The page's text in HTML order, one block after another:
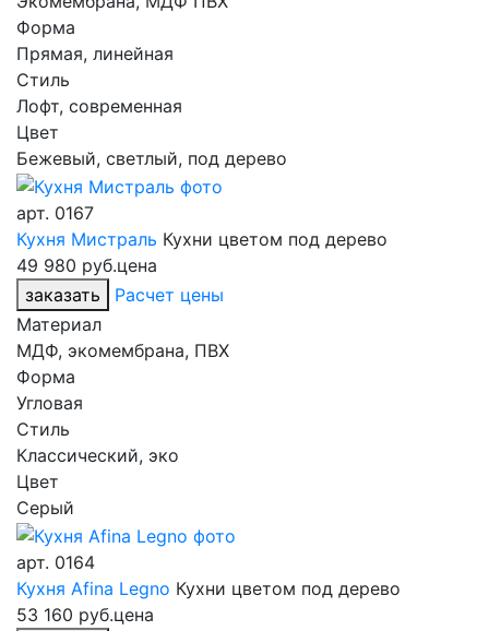
Форма
Прямая, линейная
Стиль
Лофт, современная
Цвет
Бежевый, светлый, под дерево
арт. 0167
Кухня Мистраль Кухни цветом под дерево
49 980 руб.цена
заказать
Расчет цены
Материал
МДФ, экомембрана, ПВХ
Форма
Угловая
Стиль
Классический, эко
Цвет
Серый
арт. 0164
Кухня Afina Legno Кухни цветом под дерево
53 160 руб.цена